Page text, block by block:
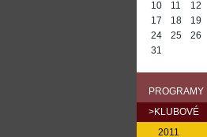
10 11 12
17
18 19
24
25 26
31
PROGRAMY
>KLUBOVÉ
2011